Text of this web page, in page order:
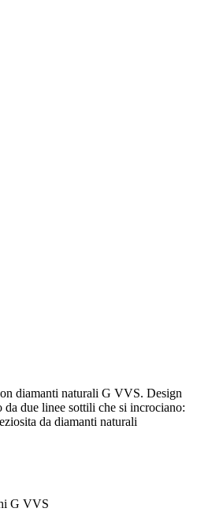
diamanti naturali G VVS. Design
due linee sottili che si incrociano:
da diamanti naturali
G VVS